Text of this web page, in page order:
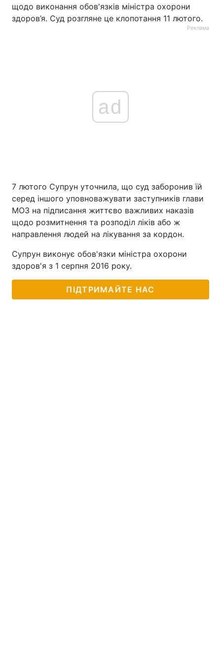
щодо виконання обов'язків міністра охорони
здоров’я. Суд розгляне це клопотання 11 лютого.
Реклама
ad
7 лютого Супрун уточнила, що суд заборонив їй
серед іншого уповноважувати заступників глави
МОЗ на підписання життєво важливих наказів
щодо розмитнення та розподіл ліків або ж
направлення людей на лікування за кордон.
Супрун виконує обов'язки міністра охорони
здоров'я з 1 серпня 2016 року.
ПІДТРИМАЙТЕ НАС